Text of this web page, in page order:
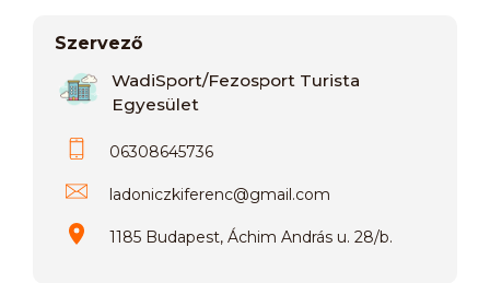
Szervező
WadiSport/Fezosport Turista
Egyesület
06308645736
ladoniczkiferenc@gmail.com
1185 Budapest, Áchim András u. 28/b.